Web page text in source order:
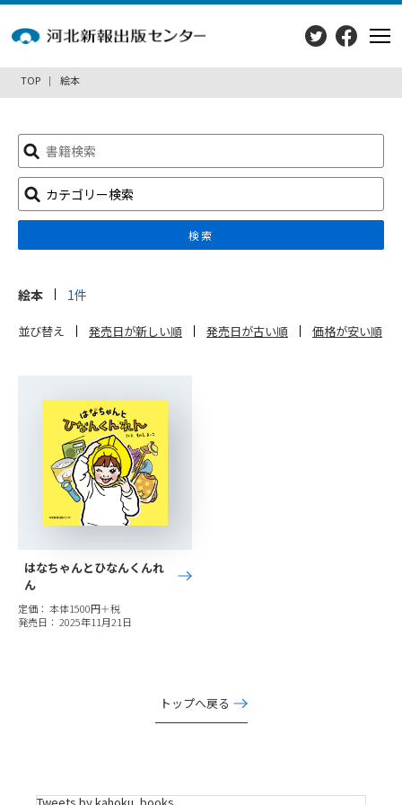
TOP 絵本
検
索:
カテゴリー検索
検索
絵本 1件
並び替え 発売日が新しい順 発売日が古い順 価格が安い順
はなちゃんとひなんくんれ
ん
定価： 本体1500円＋税
発売日： 2025年11月21日
トップへ戻る